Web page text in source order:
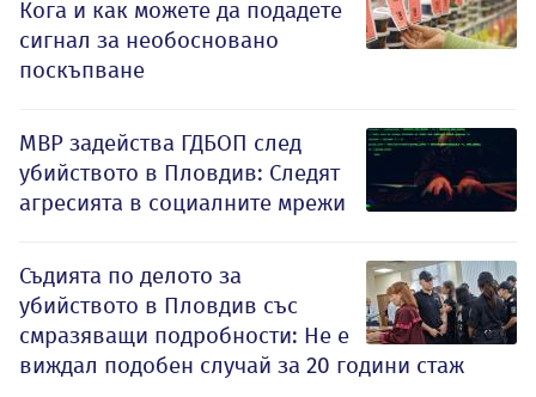
Кога и как можете да подадете
сигнал за необосновано
поскъпване
МВР задейства ГДБОП след
убийството в Пловдив: Следят
агресията в социалните мрежи
Съдията по делото за
убийството в Пловдив със
смразяващи подробности: Не е
виждал подобен случай за 20 години стаж